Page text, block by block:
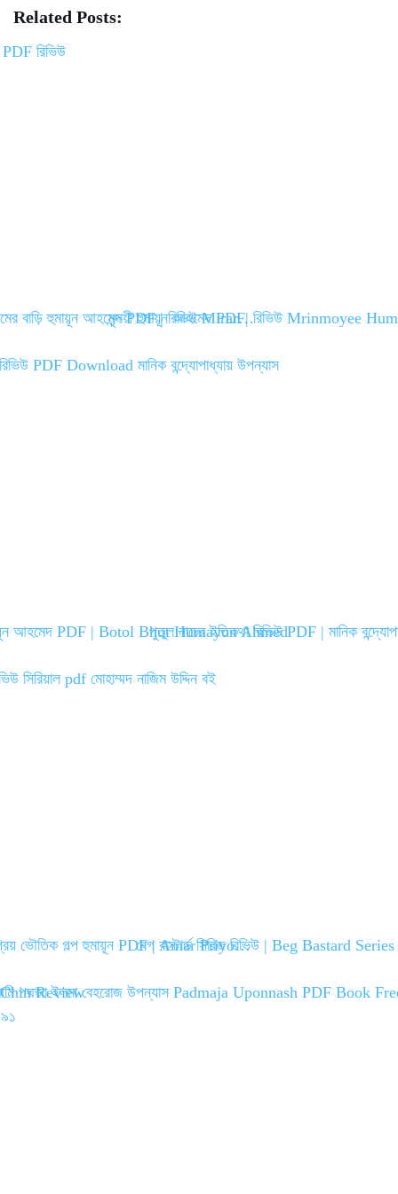
bo
ok
tte ail
Related Posts:
বাড়ি হুমায়ূন আহমেদ PDF | রিভিউ Mirar…
মৃন্ময়ী হুমায়ূন আহমেদ PDF| রিভিউ Mrinmoyee
আহমেদ PDF | Botol Bhut Humayun Ahmed
পুতুল নাচের ইতিকথা রিভিউ PDF | মানিক
ভৌতিক গল্প হুমায়ূন PDF | Amar Priyo…
বেগ বাস্টার্ড সিরিজ রিভিউ | Beg Bastard